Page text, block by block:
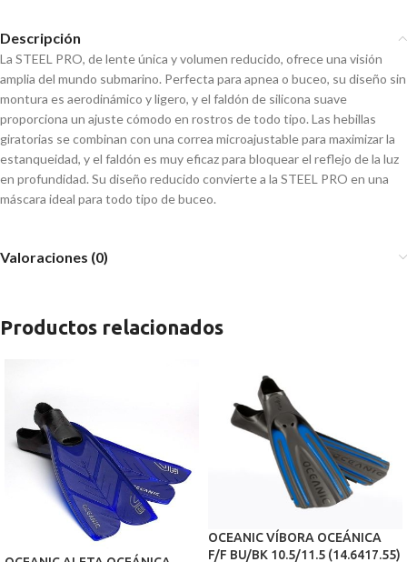
Descripción
La STEEL PRO, de lente única y volumen reducido, ofrece una visión
amplia del mundo submarino. Perfecta para apnea o buceo, su diseño sin
montura es aerodinámico y ligero, y el faldón de silicona suave
proporciona un ajuste cómodo en rostros de todo tipo. Las hebillas
giratorias se combinan con una correa microajustable para maximizar la
estanqueidad, y el faldón es muy eficaz para bloquear el reflejo de la luz
en profundidad. Su diseño reducido convierte a la STEEL PRO en una
máscara ideal para todo tipo de buceo.
Valoraciones (0)
Productos relacionados
OCEANIC VÍBORA OCEÁNICA
F/F BU/BK 10.5/11.5 (14.6417.55)